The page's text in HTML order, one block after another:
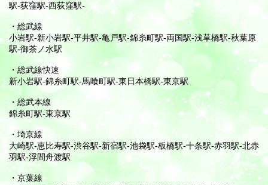
駅-荻窪駅-西荻窪駅-
・総武線
小岩駅-新小岩駅-平井駅-亀戸駅-錦糸町駅-両国駅-浅草橋駅-秋葉原
駅-御茶ノ水駅
・総武線快速
新小岩駅-錦糸町駅-馬喰町駅-東日本橋駅-東京駅
・総武本線
錦糸町駅-東京駅
・埼京線
大崎駅-恵比寿駅-渋谷駅-新宿駅-池袋駅-板橋駅-十条駅-赤羽駅-北赤
羽駅-浮間舟渡駅
・京葉線